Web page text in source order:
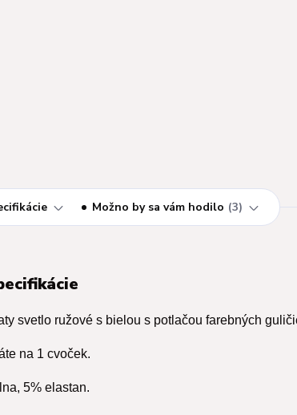
Možno by sa vám hodilo 3
svetlo ružové s bielou s potlačou farebných
na 1 cvoček.
5% elastan.